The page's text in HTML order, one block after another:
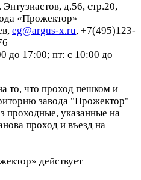
д.56, стр.20,
«Прожектор»
eg@argus-x.ru, +7(495)123-
до 17:00; пт: с 10:00 до
то, что проход пешком и
завода "Прожектор"
проходные, указанные на
проход и въезд на
действует